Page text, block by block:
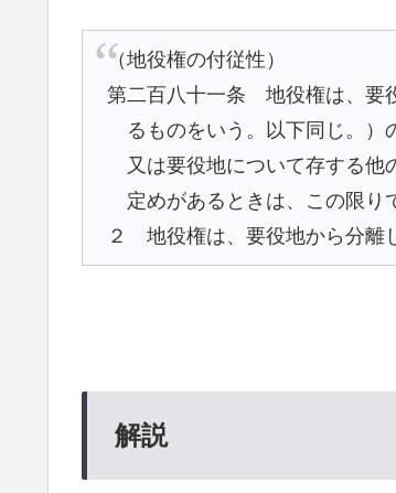
（地役権の付従性）
第二百八十一条 地役権は、要
るものをいう。以下同じ。）
又は要役地について存する
定めがあるときは、この限り
２ 地役権は、要役地から分離
解説